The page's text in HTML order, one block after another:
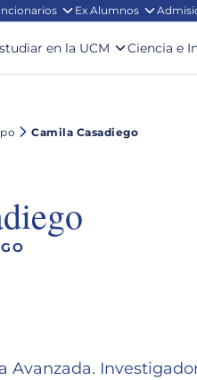
Ex Alumnos
en la UCM Ciencia e
Camila Casadiego
Avanzada.